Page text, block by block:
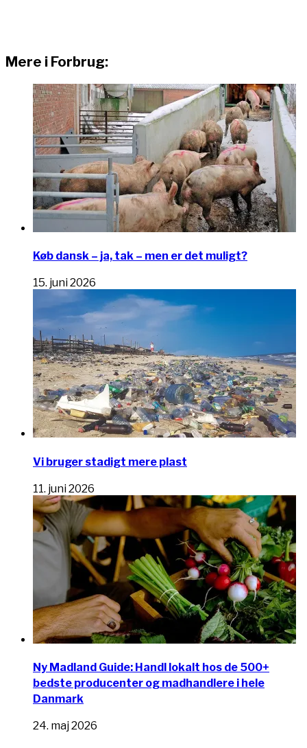
Mere i Forbrug:
Køb dansk – ja, tak – men er det muligt?
15. juni 2026
Vi bruger stadigt mere plast
11. juni 2026
Ny Madland Guide: Handl lokalt hos de 500+
bedste producenter og madhandlere i hele
Danmark
24. maj 2026